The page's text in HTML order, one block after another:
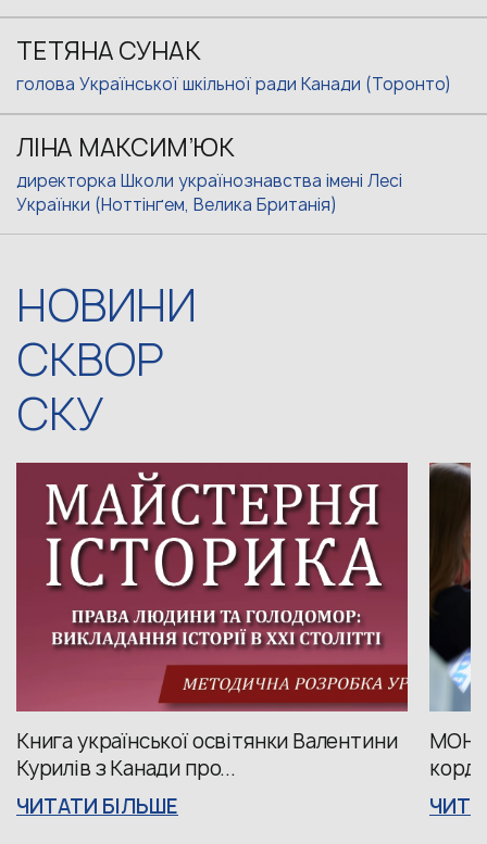
ТЕТЯНА СУНАК
голова Української шкільної ради Канади (Торонто)
ЛІНА МАКСИМ’ЮК
директорка Школи українознавства імені Лесі
Українки (Ноттінґем, Велика Британія)
НОВИНИ
СКВОР
СКУ
Книга української освітянки Валентини
Курилів з Канади про...
ЧИТАТИ БІЛЬШЕ
МОН